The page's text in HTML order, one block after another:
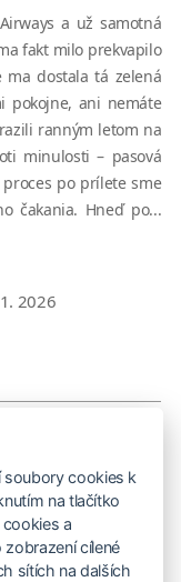
a už samotná
fakt milo prekvapilo
dostala tá zelená
pokojne, ani nemáte
ranným letom na
minulosti – pasová
po prílete sme
čakania. Hneď po...
2026
2 3
10 11
soubory cookies k
na tlačítko
a
cílené
sítích na dalších